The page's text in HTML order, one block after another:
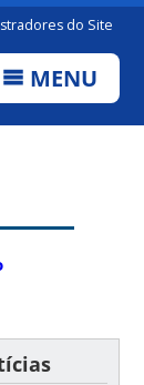
do Site
MENU